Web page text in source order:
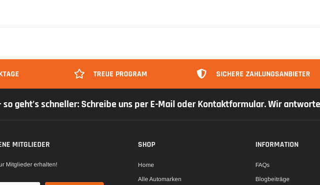
TREUE PROGRAM SICHERE ZAHLUNGSANBIETER
so geht’s schneller: Schreibe uns per E-Mail oder Kontaktformular. Wir
MITGLIEDER
Mitglieder erhalten!
SHOP
Home
Alle Automarken
INFORMATION
FAQs
Blogbeiträge